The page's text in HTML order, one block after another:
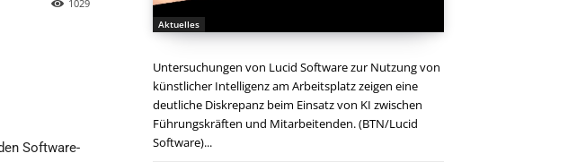
1029
Software-
Aktuelles
Untersuchungen von Lucid Software zur Nutzung von
künstlicher Intelligenz am Arbeitsplatz zeigen eine
deutliche Diskrepanz beim Einsatz von KI zwischen
Führungskräften und Mitarbeitenden. (BTN/Lucid
Software)...